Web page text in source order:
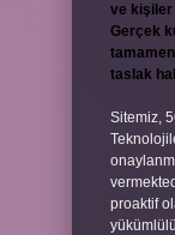
ve kişiler
Gerçek
taslak
Sitemiz,
proaktif